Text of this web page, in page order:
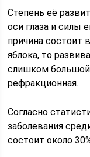
Степень её
оси глаза и силы
причина состоит
яблока, то
слишком большой
рефракционная.
Согласно
заболевания
состоит около